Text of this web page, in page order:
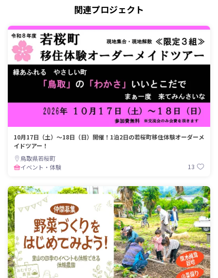
関連プロジェクト
10月17日（土）～18日（日）開催！1泊2日の若桜町移住体験オーダーメ
イドツアー！
鳥取県若桜町
イベント・体験
13